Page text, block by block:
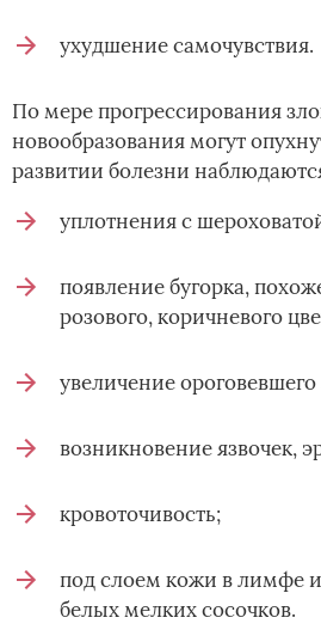
ухудшение самочувствия.
По мере прогрессирования
новообразования могут
развитии болезни
уплотнения с
появление бугорка,
розового, коричневого
увеличение
возникновение язвочек,
кровоточивость;
под слоем кожи в лимфе
белых мелких сосочков.